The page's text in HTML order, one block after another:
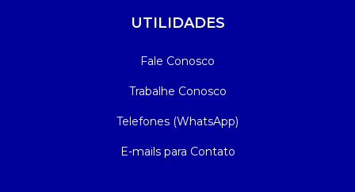
UTILIDADES
Fale Conosco
Trabalhe Conosco
Telefones (WhatsApp)
E-mails para Contato